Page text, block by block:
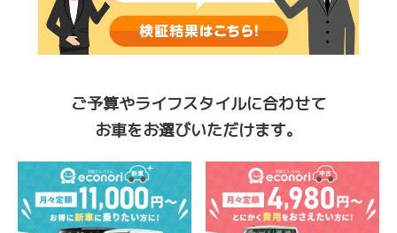
ご予算やライフスタイルに合わせて
お車をお選びいただけます。